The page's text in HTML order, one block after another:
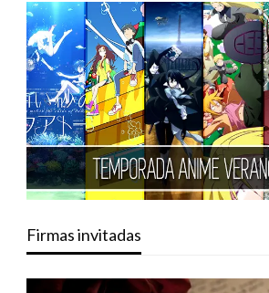
Firmas invitadas